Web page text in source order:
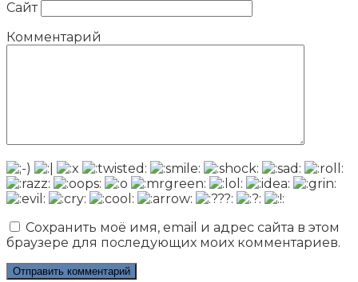
Сайт
Комментарий
Сохранить моё имя, email и адрес сайта в этом
браузере для последующих моих комментариев.